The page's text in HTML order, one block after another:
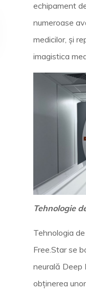
echipament
numeroase
medicilor, și
imagistica
Tehnologie
Tehnologia
Free.Star se
neurală Deep
obținerea unor